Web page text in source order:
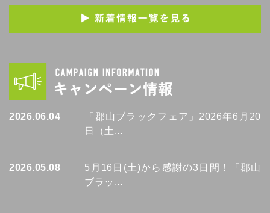
2026.06.04
「郡山ブラックフェア」2026年6月20
日（土...
2026.05.08
5月16日(土)から感謝の3日間！「郡山
ブラッ...